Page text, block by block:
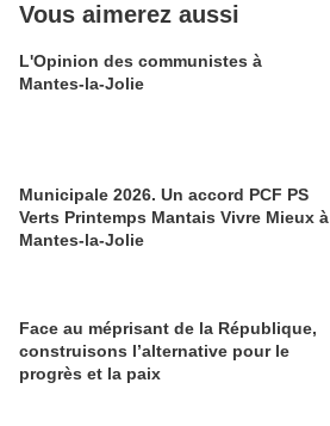
Vous aimerez aussi
L'Opinion des communistes à
Mantes-la-Jolie
Municipale 2026. Un accord PCF PS
Verts Printemps Mantais Vivre Mieux à
Mantes-la-Jolie
Face au méprisant de la République,
construisons l’alternative pour le
progrès et la paix